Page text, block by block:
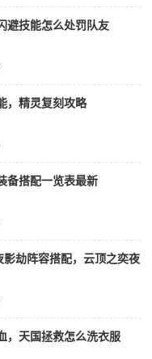
避技能怎么处罚队友
，精灵复刻攻略
备搭配一览表最新
劫阵容搭配，云顶之奕夜
，天国拯救怎么洗衣服